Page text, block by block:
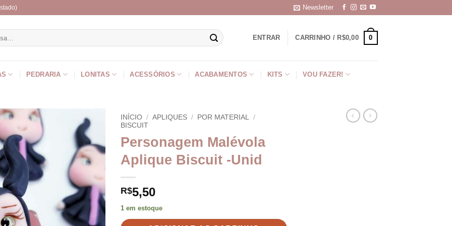
Newsletter
ENTRAR CARRINHO / R$0,00 0
PEDRARIA LONITAS ACESSÓRIOS ACABAMENTOS KITS VOU FAZER!
INÍCIO / APLIQUES / POR MATERIAL /
BISCUIT
Personagem Malévola
Aplique Biscuit -Unid
R$5,50
1 em estoque